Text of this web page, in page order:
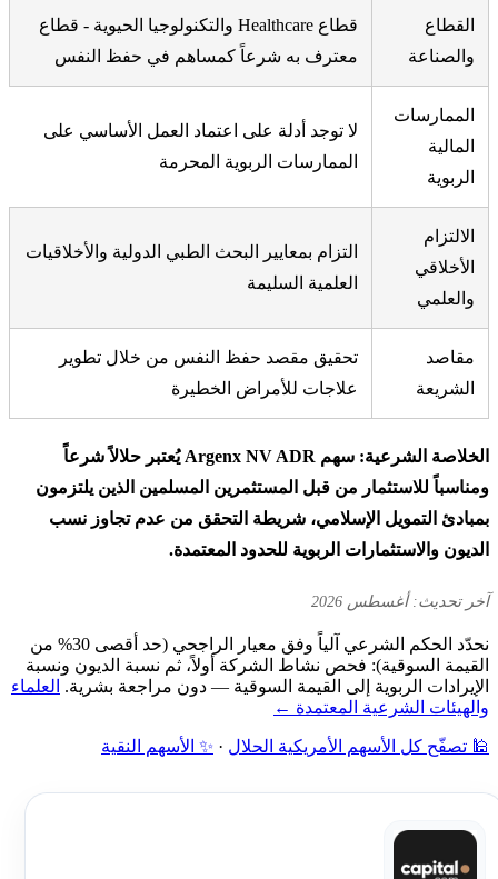
القطاع
والصناعة
قطاع Healthcare والتكنولوجيا الحيوية - قطاع
معترف به شرعاً كمساهم في حفظ النفس
الممارسات
المالية
الربوية
لا توجد أدلة على اعتماد العمل الأساسي على
الممارسات الربوية المحرمة
الالتزام
الأخلاقي
والعلمي
التزام بمعايير البحث الطبي الدولية والأخلاقيات
العلمية السليمة
مقاصد
الشريعة
تحقيق مقصد حفظ النفس من خلال تطوير
علاجات للأمراض الخطيرة
الخلاصة الشرعية: سهم Argenx NV ADR يُعتبر حلالاً شرعاً
ومناسباً للاستثمار من قبل المستثمرين المسلمين الذين يلتزمون
بمبادئ التمويل الإسلامي، شريطة التحقق من عدم تجاوز نسب
الديون والاستثمارات الربوية للحدود المعتمدة.
آخر تحديث: أغسطس 2026
نحدّد الحكم الشرعي آلياً وفق معيار الراجحي (حد أقصى 30% من
القيمة السوقية): فحص نشاط الشركة أولاً، ثم نسبة الديون ونسبة
الإيرادات الربوية إلى القيمة السوقية — دون مراجعة بشرية. العلماء
والهيئات الشرعية المعتمدة ←
🕌 تصفّح كل الأسهم الأمريكية الحلال · ✨ الأسهم النقية